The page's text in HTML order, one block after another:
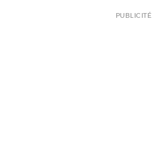
PUBLICITÉ